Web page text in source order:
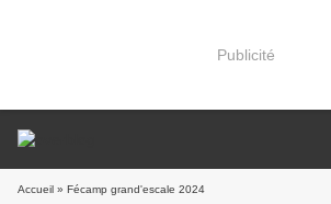
Publicité
Accueil » Fécamp grand'escale 2024